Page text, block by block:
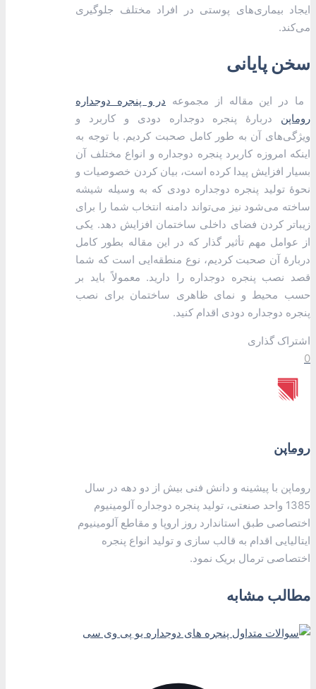
ایجاد بیماری‌های پوستی در افراد مختلف جلوگیری
می‌کند.
سخن پایانی
ما در این مقاله از مجموعه در و پنجره دوجداره
روماپن دربارۀ پنجره دوجداره دودی و کاربرد و
ویژگی‌های آن به طور کامل صحبت کردیم. با توجه به
اینکه امروزه کاربرد پنجره دوجداره و انواع مختلف آن
بسیار افزایش پیدا کرده است، بیان کردن خصوصیات و
نحوۀ تولید پنجره دوجداره دودی که به وسیله شیشه
ساخته می‌شود نیز می‌تواند دامنه انتخاب شما را برای
زیباتر کردن فضای داخلی ساختمان افزایش دهد. یکی
از عوامل مهم تأثیر گذار که در این مقاله بطور کامل
دربارۀ آن صحبت کردیم، نوع منطقه‌ایی است که شما
قصد نصب پنجره دوجداره را دارید. معمولاً باید بر
حسب محیط و نمای ظاهری ساختمان برای نصب
پنجره دوجداره دودی اقدام کنید.
اشتراک گذاری
0
روماپن
روماپن با پیشینه و دانش فنی بیش از دو دهه در سال
1385 واحد صنعتی، تولید پنجره دوجداره آلومینیوم
اختصاصی طبق استاندارد روز اروپا و مقاطع آلومینیوم
ایتالیایی اقدام به قالب سازی و تولید انواع پنجره
اختصاصی ترمال بریک نمود.
مطالب مشابه